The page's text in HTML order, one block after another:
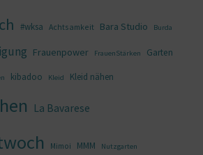
#wksa Achtsamkeit Bara Studio Burda
Frauenpower FrauenStärken Garten
kibadoo Kleid Kleid nähen
La Bavarese
Mimoi MMM Nutzgarten